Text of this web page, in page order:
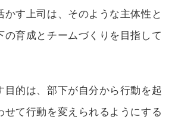
かす上司は、そのような主体性と
の育成とチームづくりを目指して
目的は、部下が自分から行動を起
せて行動を変えられるようにする